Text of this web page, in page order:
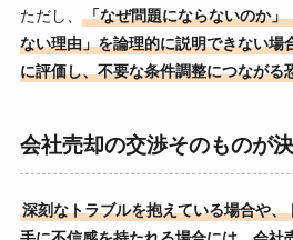
ただし、
「なぜ問題にならないのか
ない理由」を論理的に説明できない場
に評価し、不要な条件調整につながる
会社売却の交渉そのものが
深刻なトラブルを抱えている場合や